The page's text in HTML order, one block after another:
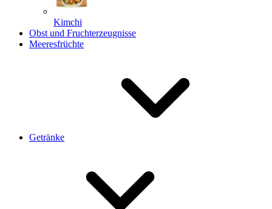
Kimchi
Obst und Fruchterzeugnisse
Meeresfrüchte
Getränke